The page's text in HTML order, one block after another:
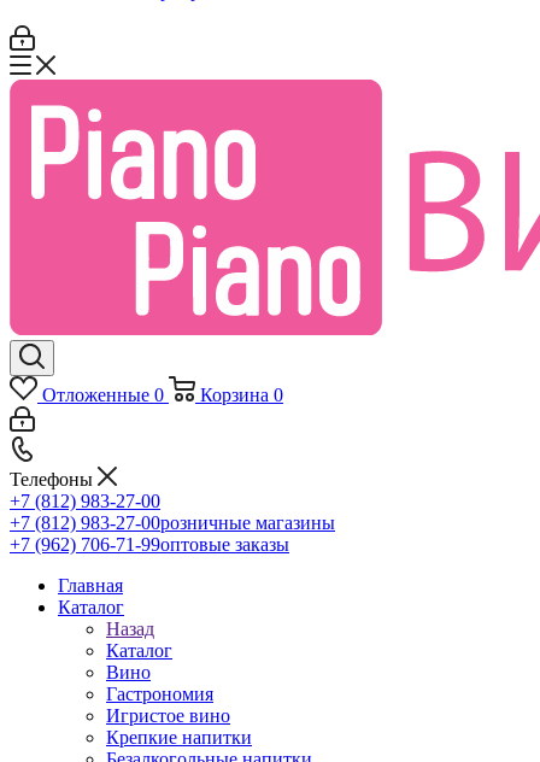
Отложенные 0 Корзина 0
Телефоны
+7 (812) 983-27-00
+7 (812) 983-27-00розничные магазины
+7 (962) 706-71-99оптовые заказы
Главная
Каталог
Назад
Каталог
Вино
Гастрономия
Игристое вино
Крепкие напитки